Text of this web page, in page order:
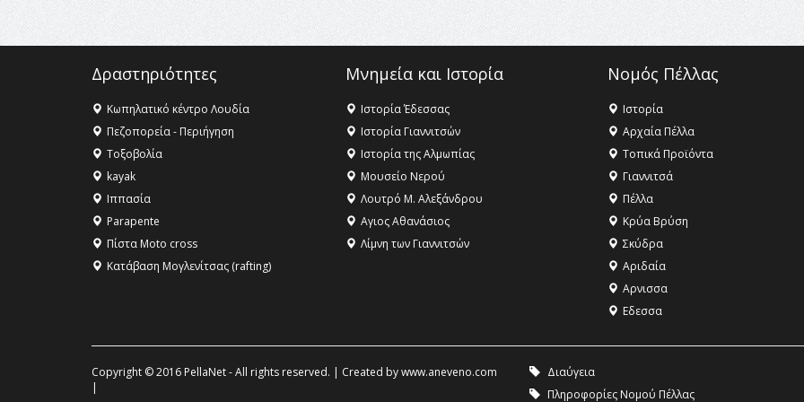
Δραστηριότητες
Κωπηλατικό κέντρο Λουδία
Πεζοπορεία - Περιήγηση
Τοξοβολία
kayak
Ιππασία
Parapente
Πίστα Moto cross
Κατάβαση Μογλενίτσας (rafting)
Μνημεία και Ιστορία
Ιστορία Έδεσσας
Ιστορία Γιαννιτσών
Ιστορία της Αλμωπίας
Μουσείο Νερού
Λουτρό Μ. Αλεξάνδρου
Αγιος Αθανάσιος
Λίμνη των Γιαννιτσών
Νομός Πέλλας
Ιστορία
Αρχαία Πέλλα
Τοπικά Προϊόντα
Γιαννιτσά
Πέλλα
Κρύα Βρύση
Σκύδρα
Αριδαία
Aρνισσα
Eδεσσα
Copyright © 2016 PellaNet - All rights reserved. | Created bywww.aneveno.com
|
Διαύγεια
Πληροφορίες Νομού Πέλλας